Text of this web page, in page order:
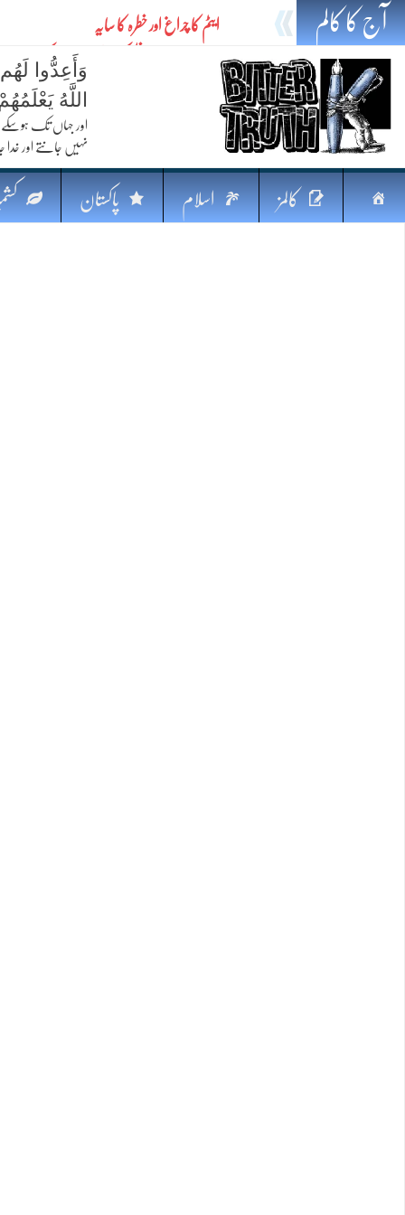
آج کا کالم ایٹم کا چراغ اور خطرہ کا سایہ
تیل،تلواراورتدبر:خلیج کی بدلتی بساط پرپاکستان
ایٹم کا نیا افق: طاقت، سیاست اور مشرقِ وسطیٰ
فکرِ اقبال اورامنِ عالم میں پاکستان کاکردار
جہاں ایک لہر دنیا بدل سکتی ہے
پردہ وبیانیہ
وَأَعِدُّوا
اللَّهُ
اور جہاں تک
نہیں جانتے اور خدا
صفحہ کالمز اسلام پاکستان